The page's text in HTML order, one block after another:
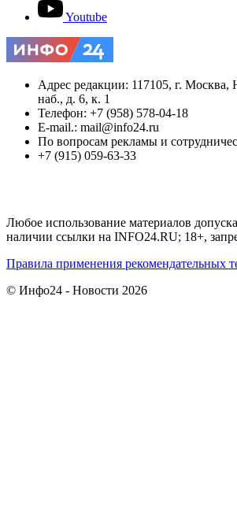
Youtube
Адрес редакции: 117105, г. Москва,
наб., д. 6, к. 1
Телефон: +7 (958) 578-04-18
E-mail.: mail@info24.ru
По вопросам рекламы и
+7 (915) 059-63-33
Любое использование материалов
наличии ссылки на INFO24.RU; 18+,
Правила применения рекомендательных
© Инфо24 - Новости 2026